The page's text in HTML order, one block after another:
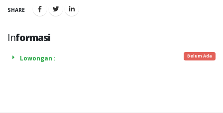
SHARE
Informasi
Lowongan : Belum Ada